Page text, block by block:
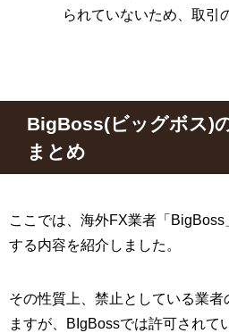
られていないため、取引
BigBoss(ビッグボス)
まとめ
ここでは、海外FX業者「
する内容を紹介しました。
その性質上、禁止としている業者
ますが、BIgBossでは許可されて